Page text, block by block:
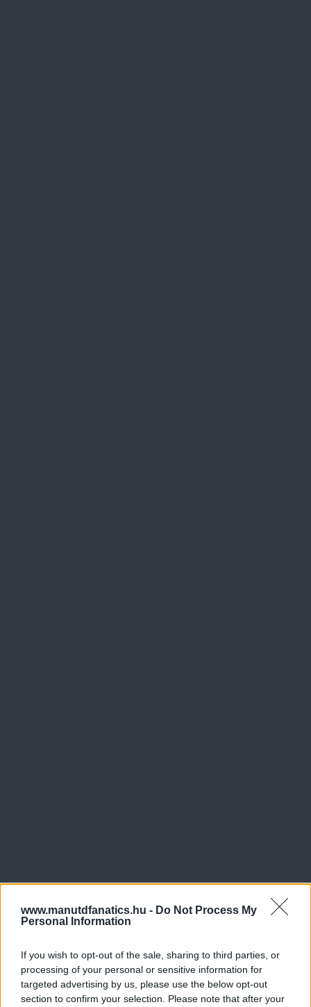
www.manutdfanatics.hu - Do Not Process My
Personal Information
If you wish to opt-out of the sale, sharing to third parties, or
processing of your personal or sensitive information for
targeted advertising by us, please use the below opt-out
section to confirm your selection. Please note that after your